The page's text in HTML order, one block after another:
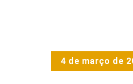
4 de março de